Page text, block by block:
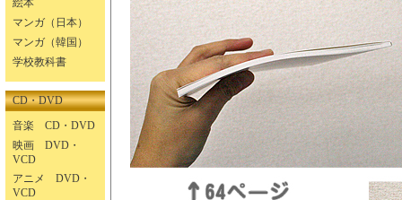
絵本
マンガ（日本）
マンガ（韓国）
学校教科書
CD・DVD
音楽 CD・DVD
映画 DVD・
VCD
アニメ DVD・
VCD